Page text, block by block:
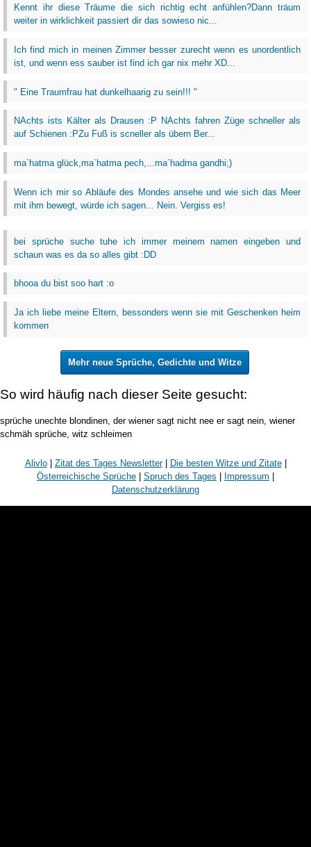
Kennt ihr diese Träume die sich richtig echt anfühlen?Dann träum
weiter in wirklichkeit passiert dir das sowieso nic...
Ich find mich in meinen Zimmer besser zurecht wenn es unordentlich
ist, und wenn ess sauber ist find ich gar nix mehr XD...
" Eine Traumfrau hat dunkelhaarig zu sein!!! "
NAchts ists Kälter als Drausen :P NAchts fahren Züge schneller als
auf Schienen :PZu Fuß is scneller als übern Ber...
ma`hatma glück,ma`hatma pech,...ma`hadma gandhi;)
Wenn ich mir so Abläufe des Mondes ansehe und wie sich das Meer
mit ihm bewegt, würde ich sagen... Nein. Vergiss es!
bei sprüche suche tuhe ich immer meinem namen eingeben und
schaun was es da so alles gibt :DD
bhooa du bist soo hart :o
Ja ich liebe meine Eltern, bessonders wenn sie mit Geschenken heim
kommen
Mehr neue Sprüche, Gedichte und Witze
So wird häufig nach dieser Seite gesucht:
sprüche unechte blondinen, der wiener sagt nicht nee er sagt nein, wiener
schmäh sprüche, witz schleimen
Alivlo| Zitat des Tages Newsletter| Die besten Witze und Zitate|
Österreichische Sprüche
Spruch des Tages Impressum
Datenschutzerklärung